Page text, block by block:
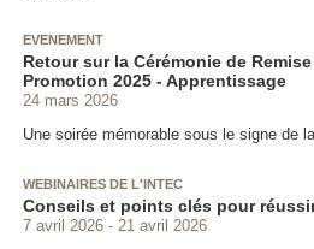
EVENEMENT
Retour sur la Cérémonie de
Promotion 2025 - Apprentissage
24 mars 2026
Une soirée mémorable sous le signe de
WEBINAIRES DE L'INTEC
Conseils et points clés pour
7 avril 2026
21 avril 2026